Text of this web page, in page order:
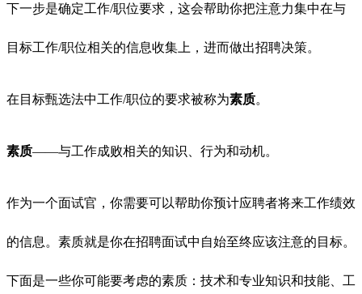
下一步是确定工作/职位要求，这会帮助你把注意力集中在与
目标工作/职位相关的信息收集上，进而做出招聘决策。
在目标甄选法中工作/职位的要求被称为素质。
素质——与工作成败相关的知识、行为和动机。
作为一个面试官，你需要可以帮助你预计应聘者将来工作绩效
的信息。素质就是你在招聘面试中自始至终应该注意的目标。
下面是一些你可能要考虑的素质：技术和专业知识和技能 工